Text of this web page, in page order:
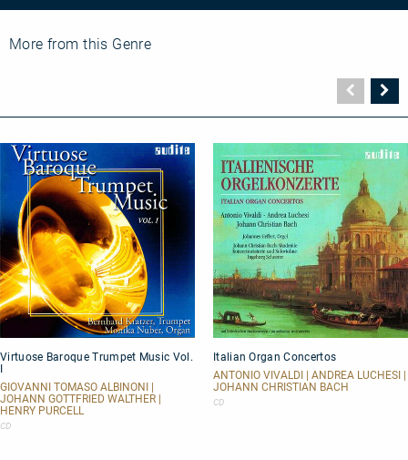
More from this Genre
Seite
Baroque
Trumpet
Music
Vol.
I
Virtuose Baroque Trumpet Music Vol.
GIOVANNI TOMASO ALBINONI |
JOHANN GOTTFRIED WALTHER |
HENRY PURCELL
CD
Organ
Concertos
Italian Organ Concertos
ANTONIO VIVALDI | ANDREA LUCHESI |
JOHANN CHRISTIAN BACH
CD